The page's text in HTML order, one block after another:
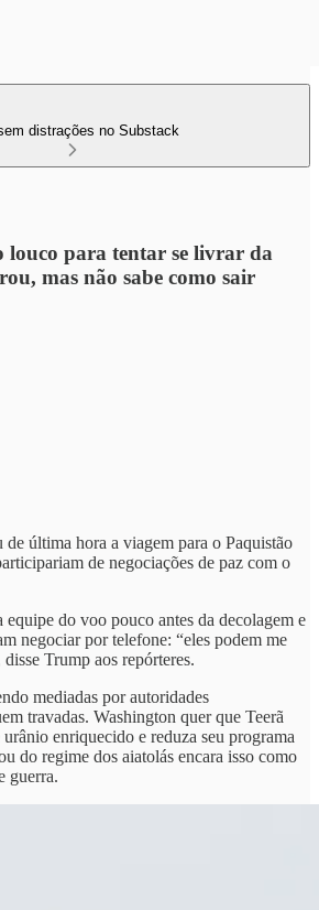
distrações no Substack
louco para tentar se livrar da
mas não sabe como sair
última hora a viagem para o Paquistão
de negociações de paz com o
equipe do voo pouco antes da decolagem e
negociar por telefone: “eles podem me
Trump aos repórteres.
mediadas por autoridades
travadas. Washington quer que Teerã
urânio enriquecido e reduza seu programa
do regime dos aiatolás encara isso como
guerra.